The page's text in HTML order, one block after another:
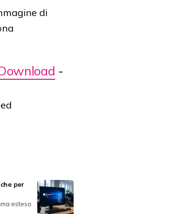
di
-
per
esteso